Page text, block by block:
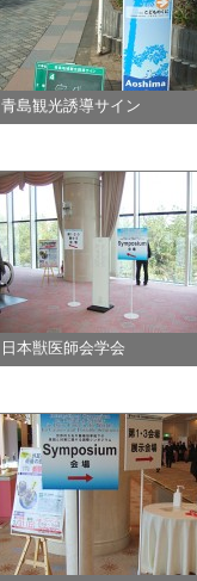
青島観光誘導サイン
日本獣医師会学会